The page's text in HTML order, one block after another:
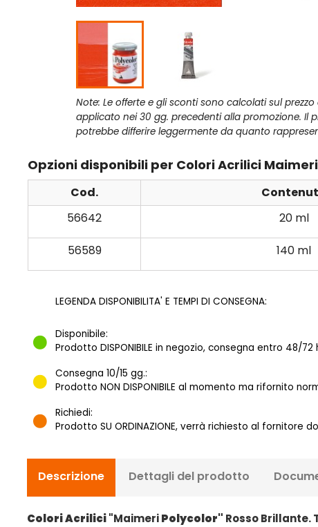
Note: Le offerte e gli sconti sono calcolati sul
applicato nei 30 gg. precedenti alla promozione. Il
potrebbe differire leggermente da quanto
Opzioni disponibili per Colori Acrilici
Cod.
56642
20 ml
56589 140 ml
LEGENDA DISPONIBILITA' E TEMPI DI CONSEGNA:
Disponibile:
Prodotto DISPONIBILE in negozio, consegna entro 48/
Consegna 10/15 gg.:
Prodotto NON DISPONIBILE al momento ma rifornito
Richiedi:
Prodotto SU ORDINAZIONE, verrà richiesto al fornitore
Descrizione Dettagli del prodotto
Colori Acrilici"MaimeriPolycolor" Rosso Brillante.